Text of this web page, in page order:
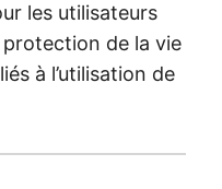
les utilisateurs
protection de la vie
liés à l’utilisation de